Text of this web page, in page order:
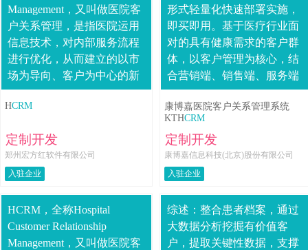
Management，又叫做医院客
户关系管理，是指医院运用
信息技术，对内部服务流程
进行优化，从而建立的以市
场为导向、客户为中心的新
型服务模式。HCRM能做什
么？HCRM就好比....
HCRM
定制开发
郑州宏方红软件有限公司
入驻企业
形式轻量化快速部署实施，
即买即用。基于医疗行业面
对的具有健康需求的客户群
体，以客户管理为核心，结
合营销端、销售端、服务端
实际业务场景，提供系统
化、标准化、数字化的智能
解决方案，真正....
康博嘉医院客户关系管理系统
KTHCRM
定制开发
康博嘉信息科技(北京)股份有限公司
入驻企业
HCRM，全称Hospital
Customer Relationship
Management，又叫做医院客
综述：整合患者档案，通过
大数据分析挖掘有价值客
户，提取关键性数据，支撑